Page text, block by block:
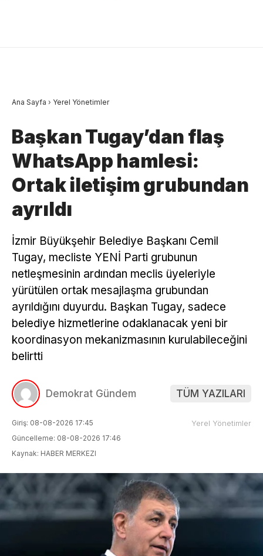
Ana Sayfa › Yerel Yönetimler
Başkan Tugay’dan flaş
WhatsApp hamlesi:
Ortak iletişim grubundan
ayrıldı
İzmir Büyükşehir Belediye Başkanı Cemil
Tugay, mecliste YENİ Parti grubunun
netleşmesinin ardından meclis üyeleriyle
yürütülen ortak mesajlaşma grubundan
ayrıldığını duyurdu. Başkan Tugay, sadece
belediye hizmetlerine odaklanacak yeni bir
koordinasyon mekanizmasının kurulabileceğini
belirtti
Demokrat Gündem TÜM YAZILARI
Giriş: 08-08-2026 17:45
Güncelleme: 08-08-2026 17:46
Kaynak: HABER MERKEZI
Yerel Yönetimler